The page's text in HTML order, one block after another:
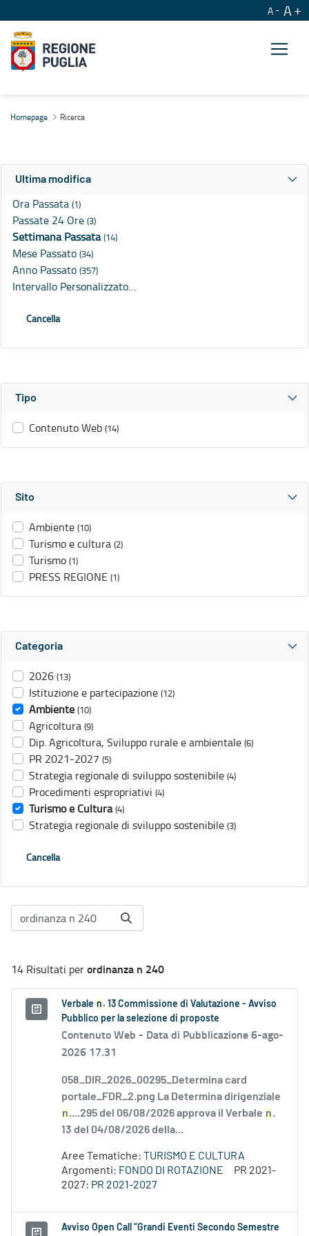
A A
Homepage Ricerca
Ultima modifica
Ora Passata (1)
Passate 24 Ore (3)
Settimana Passata(14)
Mese Passato (34)
Anno Passato (357)
Intervallo Personalizzato…
Cancella
Tipo
Contenuto Web (14)
Sito
Ambiente (10)
Turismo e cultura (2)
Turismo (1)
PRESS REGIONE (1)
Categoria
2026 (13)
Istituzione e partecipazione (12)
Ambiente (10)
Agricoltura (9)
Dip. Agricoltura, Sviluppo rurale e ambientale (6)
PR 2021-2027 (5)
Strategia regionale di sviluppo sostenibile (4)
Procedimenti espropriativi (4)
Turismo e Cultura (4)
Strategia regionale di sviluppo sostenibile (3)
Cancella
14 Risultati perordinanza n 240
Verbale n . 13 Commissione di Valutazione - Avviso
Pubblico per la selezione di proposte
Contenuto Web - Data di Pubblicazione 6-ago-
2026 17.31
058_DIR_2026_00295_Determina card
portale_FDR_2.png La Determina dirigenziale
n....295 del 06/08/2026 approva il Verbale n.
13 del 04/08/2026 della...
Aree Tematiche: TURISMO E CULTURA
Argomenti: FONDO DI ROTAZIONE
PR 2021-
2027: PR 2021-2027
Avviso Open Call “Grandi Eventi Secondo Semestre